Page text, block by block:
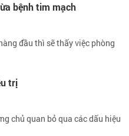
bệnh tim mạch
đầu thì sẽ thấy việc phòng
trị
chủ quan bỏ qua các dấu hiệu